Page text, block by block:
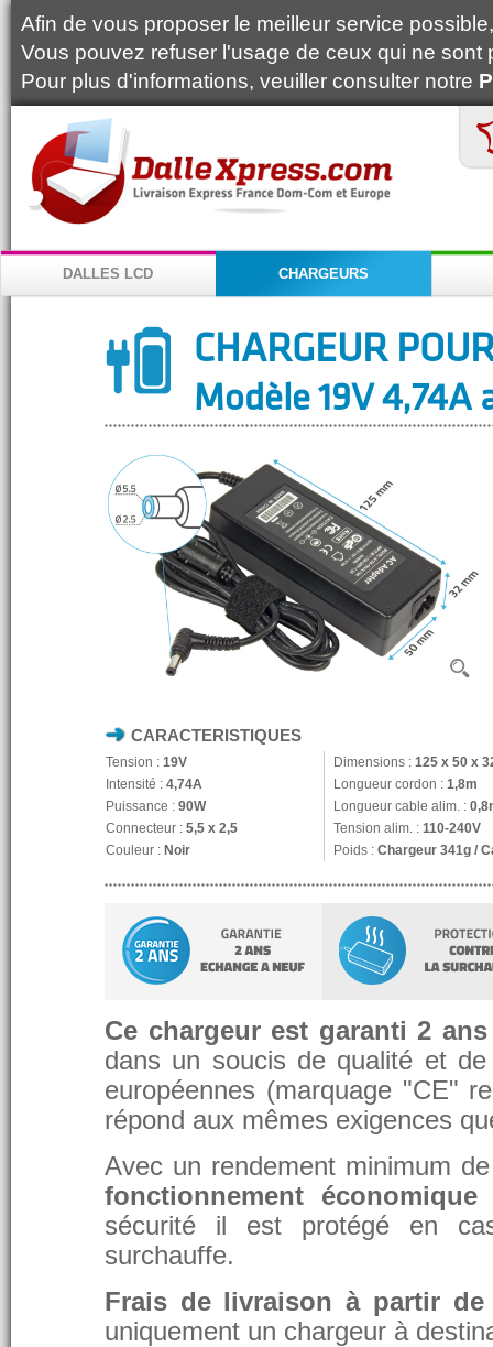
Afin de vous proposer le meilleur service
Vous pouvez refuser l'usage de ceux qui ne
Pour plus d'informations, veuiller consulter notre
DALLES LCD CHARGEURS
CHARGEUR
Modèle 19V 4,74A
CARACTERISTIQUES
Tension : 19V Dimensions : 125 x 50 x
Intensité : 4,74A Longueur cordon : 1,8m
Puissance : 90W Longueur cable alim. :
Connecteur : 5,5 x 2,5 Tension alim. : 110-240V
Couleur : Noir Poids : Chargeur 341g /
Ce chargeur est garanti 2 ans
dans un soucis de qualité et
européennes (marquage "CE"
répond aux mêmes exigences
Avec un rendement minimum
fonctionnement
sécurité il est protégé en
surchauffe.
Frais de livraison à partir de
uniquement un chargeur à